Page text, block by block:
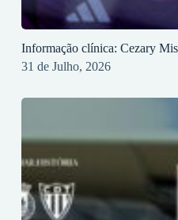
Informação clínica: Cezary
31 de Julho, 2026